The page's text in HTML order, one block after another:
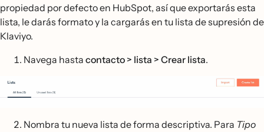
propiedad por defecto en HubSpot, así que exportarás esta
lista, le darás formato y la cargarás en tu lista de supresión de
Klaviyo.
Navega hasta contacto > lista > Crear lista.
Nombra tu nueva lista de forma descriptiva. Para Tipo